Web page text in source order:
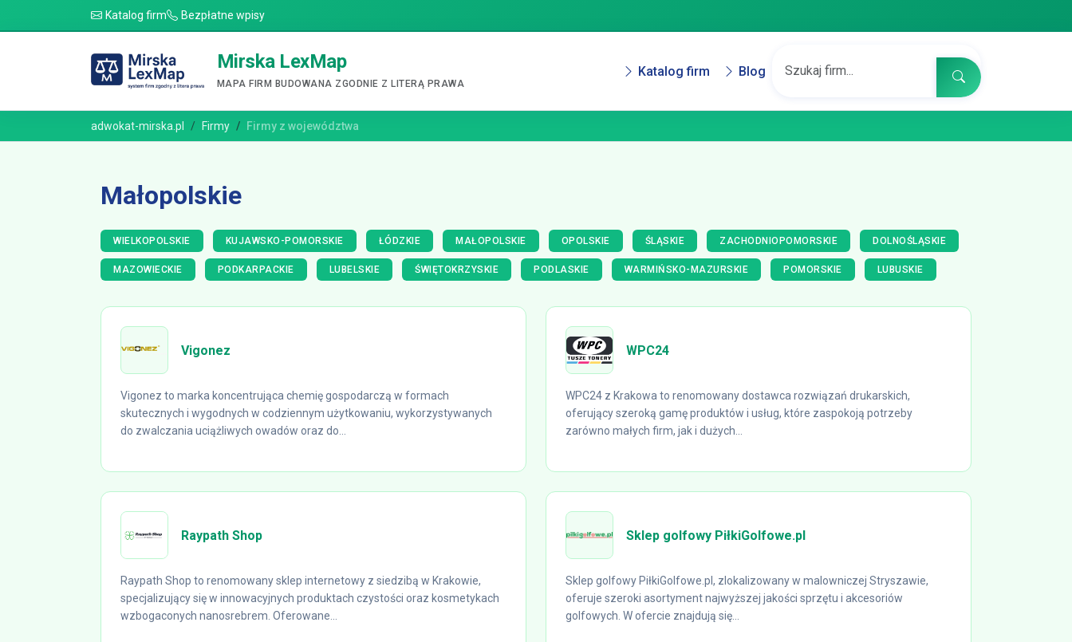
Katalog firm Bezpłatne wpisy
Mirska LexMap
MAPA FIRM BUDOWANA ZGODNIE Z LITERĄ PRAWA
Katalog firm Blog
adwokat-mirska.pl Firmy Firmy z województwa
Małopolskie
WIELKOPOLSKIE KUJAWSKO-POMORSKIE ŁÓDZKIE MAŁOPOLSKIE OPOLSKIE ŚLĄSKIE ZACHODNIOPOMORSKIE DOLNOŚLĄSKIE
MAZOWIECKIE PODKARPACKIE LUBELSKIE ŚWIĘTOKRZYSKIE PODLASKIE WARMIŃSKO-MAZURSKIE POMORSKIE LUBUSKIE
Vigonez
Vigonez to marka koncentrująca chemię gospodarczą w formach
skutecznych i wygodnych w codziennym użytkowaniu, wykorzystywanych
do zwalczania uciążliwych owadów oraz do...
WPC24
WPC24 z Krakowa to renomowany dostawca rozwiązań drukarskich,
oferujący szeroką gamę produktów i usług, które zaspokoją potrzeby
zarówno małych firm, jak i dużych...
Raypath Shop
Raypath Shop to renomowany sklep internetowy z siedzibą w Krakowie,
specjalizujący się w innowacyjnych produktach czystości oraz kosmetykach
wzbogaconych nanosrebrem. Oferowane...
Sklep golfowy PiłkiGolfowe.pl
Sklep golfowy PiłkiGolfowe.pl, zlokalizowany w malowniczej Stryszawie,
oferuje szeroki asortyment najwyższej jakości sprzętu i akcesoriów
golfowych. W ofercie znajdują się...